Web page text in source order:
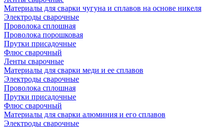
Материалы для сварки чугуна и сплавов на основе никеля
Электроды сварочные
Проволока сплошная
Проволока порошковая
Прутки присадочные
Флюс сварочный
Ленты сварочные
Материалы для сварки меди и ее сплавов
Электроды сварочные
Проволока сплошная
Прутки присадочные
Флюс сварочный
Материалы для сварки алюминия и его сплавов
Электроды сварочные